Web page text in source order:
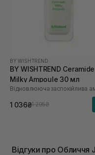
BY WISHTREND
BY WISHTREND Ceramide
Milky Ampoule 30 мл
1 036₴1 295₴
Відгуки про Обличчя